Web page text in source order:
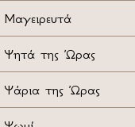
Μαγειρευτά
Ψητά της Ώρας
Ψάρια της Ώρας